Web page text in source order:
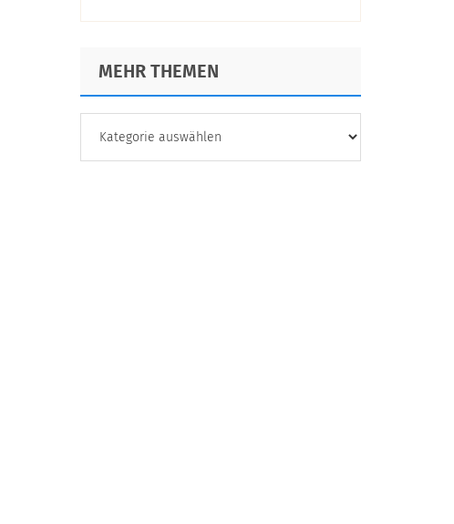
MEHR THEMEN
THEMEN